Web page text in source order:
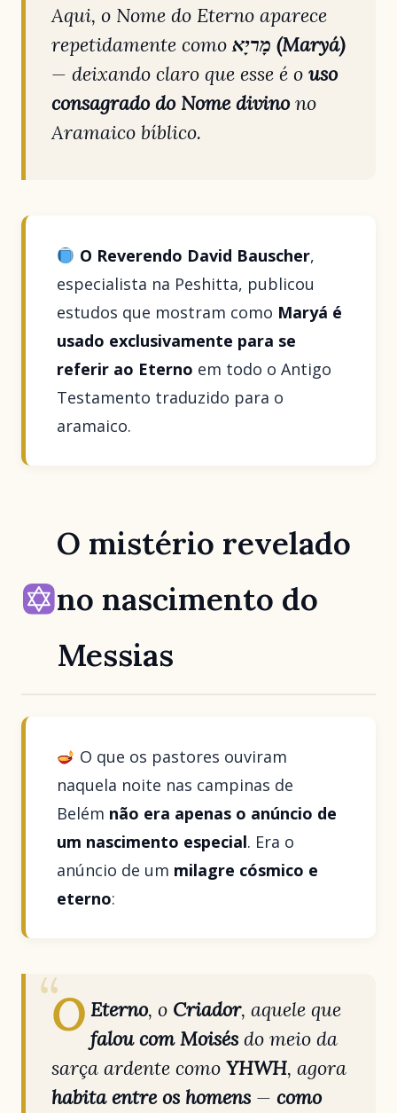
Aqui, o Nome do Eterno aparece
repetidamente como
מָריָא (Maryá)
— deixando claro que esse é o uso
consagrado do Nome divinono
Aramaico bíblico.
O Reverendo David Bauscher,
especialista na Peshitta, publicou
estudos que mostram como Maryá é
usado exclusivamente para se
referir ao Eterno em todo o Antigo
Testamento traduzido para o
aramaico.
O mistério revelado
no nascimento do
Messias
O que os pastores ouviram
naquela noite nas campinas de
Belém não era apenas o anúncio de
um nascimento especial. Era o
anúncio de um milagre cósmico e
eterno:
O Eterno, o Criador, aquele que
falou com Moisésdo meio da
sarça ardente como YHWH, agora
habita entre os homens— como